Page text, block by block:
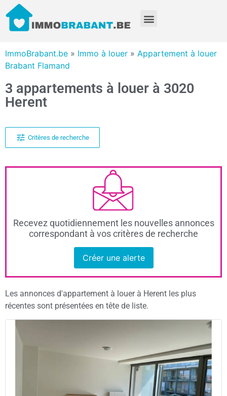
ImmoBrabant.be » Immo à louer » Appartement à louer
Brabant Flamand
3 appartements à louer à 3020
Herent
Critères de recherche
Recevez quotidiennement les nouvelles annonces
correspondant à vos critères de recherche
Créer une alerte
Les annonces d'appartement à louer à Herent les plus
récentes sont présentées en tête de liste.